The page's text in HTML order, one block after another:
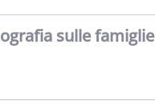
sulle famiglie